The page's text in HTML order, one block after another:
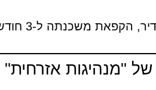
: דגש
"מנהיגות אזרחית"